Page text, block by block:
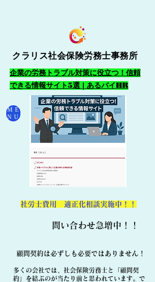
クラリス社会保険労務士事務所
企業の労務トラブル対策に役立つ！信頼
できる情報サイト5選 | あるバイHR
ME
NU
​社労士費用 適正化相談実施中！！
​問い合わせ急増中！！
顧問契約は必ずしも必要ではありません！
多くの会社では、社会保険労務士と「顧問契
約」を結ぶのが当たり前と思われています。で